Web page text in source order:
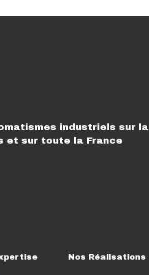
industriels sur la
et sur toute la France
Nos Réalisations